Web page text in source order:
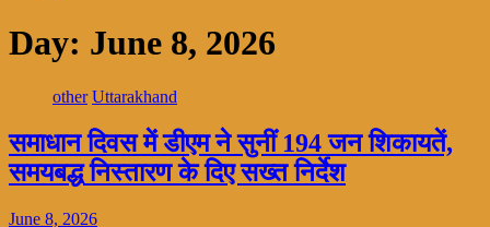
Day: June 8, 2026
other Uttarakhand
समाधान दिवस में डीएम ने सुनीं 194 जन शिकायतें,
समयबद्ध निस्तारण के दिए सख्त निर्देश
June 8, 2026